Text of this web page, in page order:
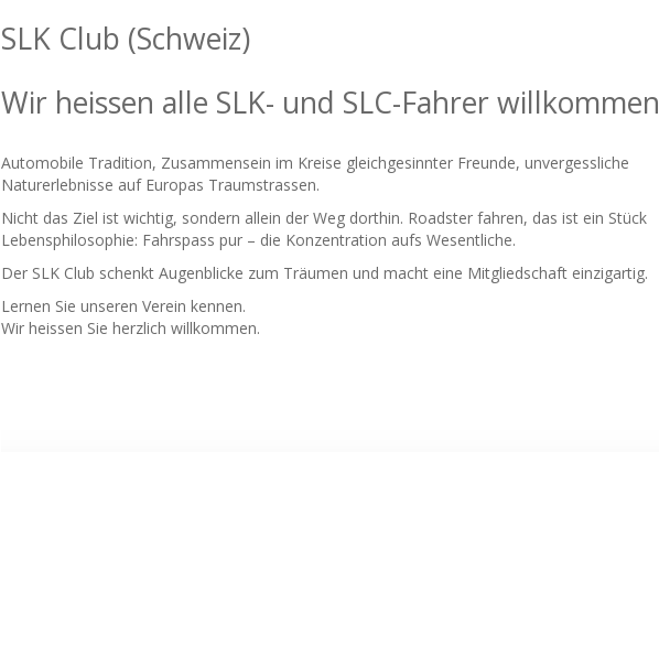
SLK Club (Schweiz)
Wir heissen alle SLK- und SLC-Fahrer willkommen
Automobile Tradition, Zusammensein im Kreise gleichgesinnter Freunde, unvergessliche
Naturerlebnisse auf Europas Traumstrassen.
Nicht das Ziel ist wichtig, sondern allein der Weg dorthin. Roadster fahren, das ist ein Stück
Lebensphilosophie: Fahrspass pur – die Konzentration aufs Wesentliche.
Der SLK Club schenkt Augenblicke zum Träumen und macht eine Mitgliedschaft einzigartig.
Lernen Sie unseren Verein kennen.
Wir heissen Sie herzlich willkommen.